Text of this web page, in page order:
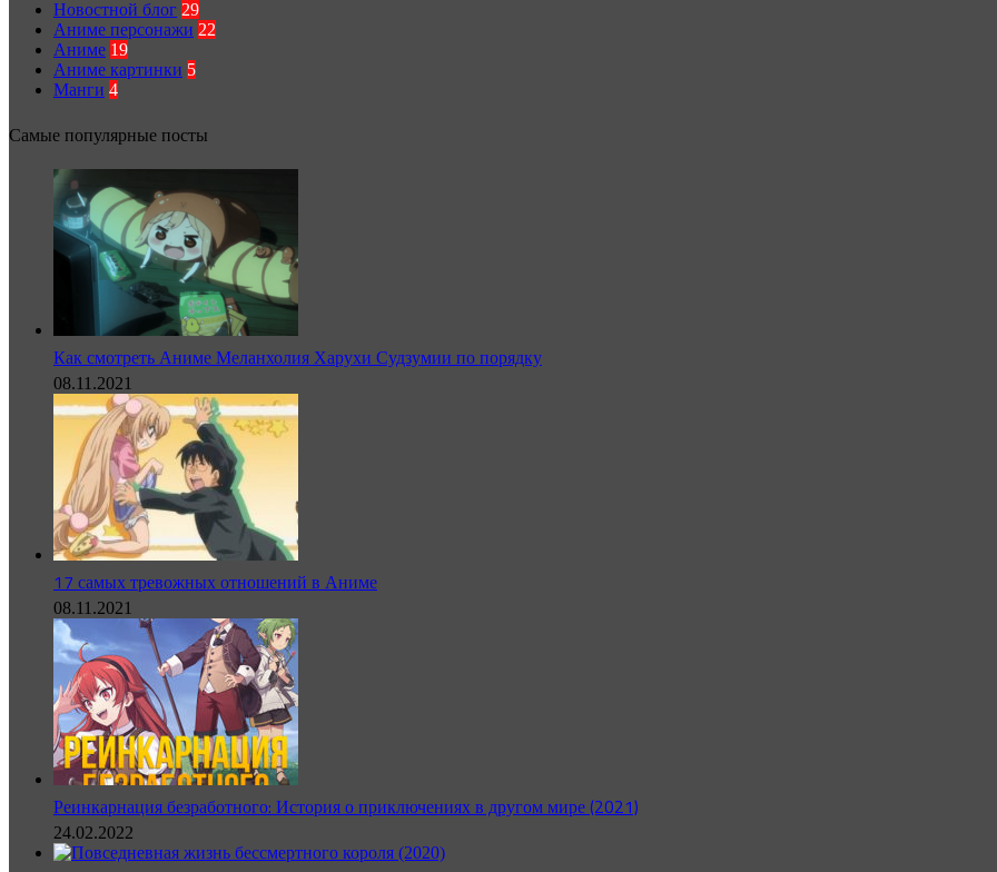
Новостной блог 29
Аниме персонажи 22
Аниме 19
Аниме картинки 5
Манги 4
Самые популярные посты
Как смотреть Аниме Меланхолия Харухи Судзумии по порядку
08.11.2021
17 самых тревожных отношений в Аниме
08.11.2021
Реинкарнация безработного: История о приключениях в другом мире (2021)
24.02.2022